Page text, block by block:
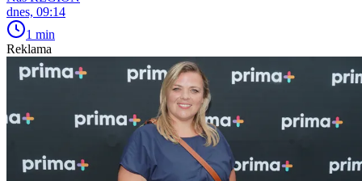
dnes, 09:14
1 min
Reklama